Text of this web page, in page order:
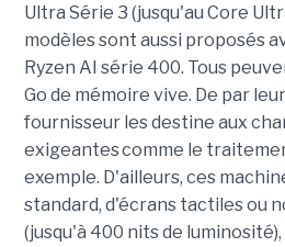
Ultra Série 3 (jusqu'au Core
modèles sont aussi proposés
Ryzen AI série 400. Tous
Go de mémoire vive. De par
fournisseur les destine aux
exigeantes comme le
exemple. D'ailleurs, ces
standard, d'écrans tactiles ou
(jusqu'à 400 nits de